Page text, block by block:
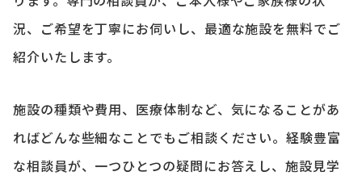
況、ご希望を丁寧にお伺いし、最適な施設を無料でご
紹介いたします。
施設の種類や費用、医療体制など、気になることがあ
ればどんな些細なことでもご相談ください。経験豊富
な相談員が、一つひとつの疑問にお答えし、施設見学